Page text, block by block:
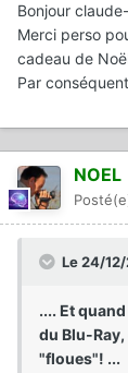
Bonjour
Merci perso
cadeau de
Par
NOEL
Le 24/
.... Et
du Blu-
"floues"! ...